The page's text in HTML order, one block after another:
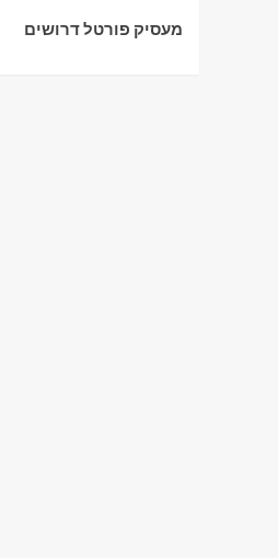
מעסיק פורטל דרושים